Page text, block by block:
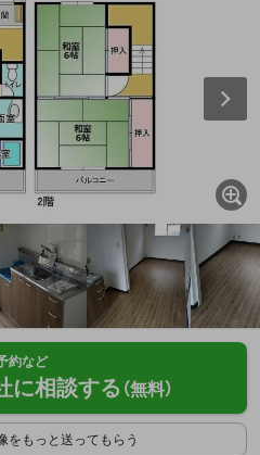
約など
に相談する （無料）
をもっと送ってもらう